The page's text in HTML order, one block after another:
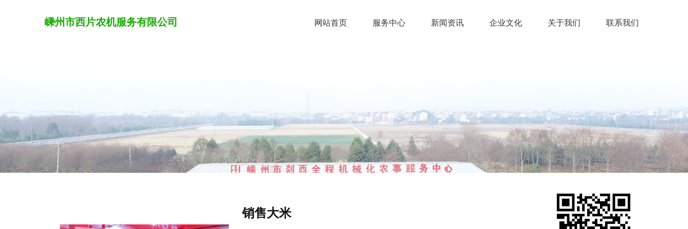
嵊州市西片农机服务有限公司 网站首页 服务中心 新闻资讯 企业文化 关于我们 联系我们
销售大米